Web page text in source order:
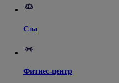
Спа
Фитнес-центр